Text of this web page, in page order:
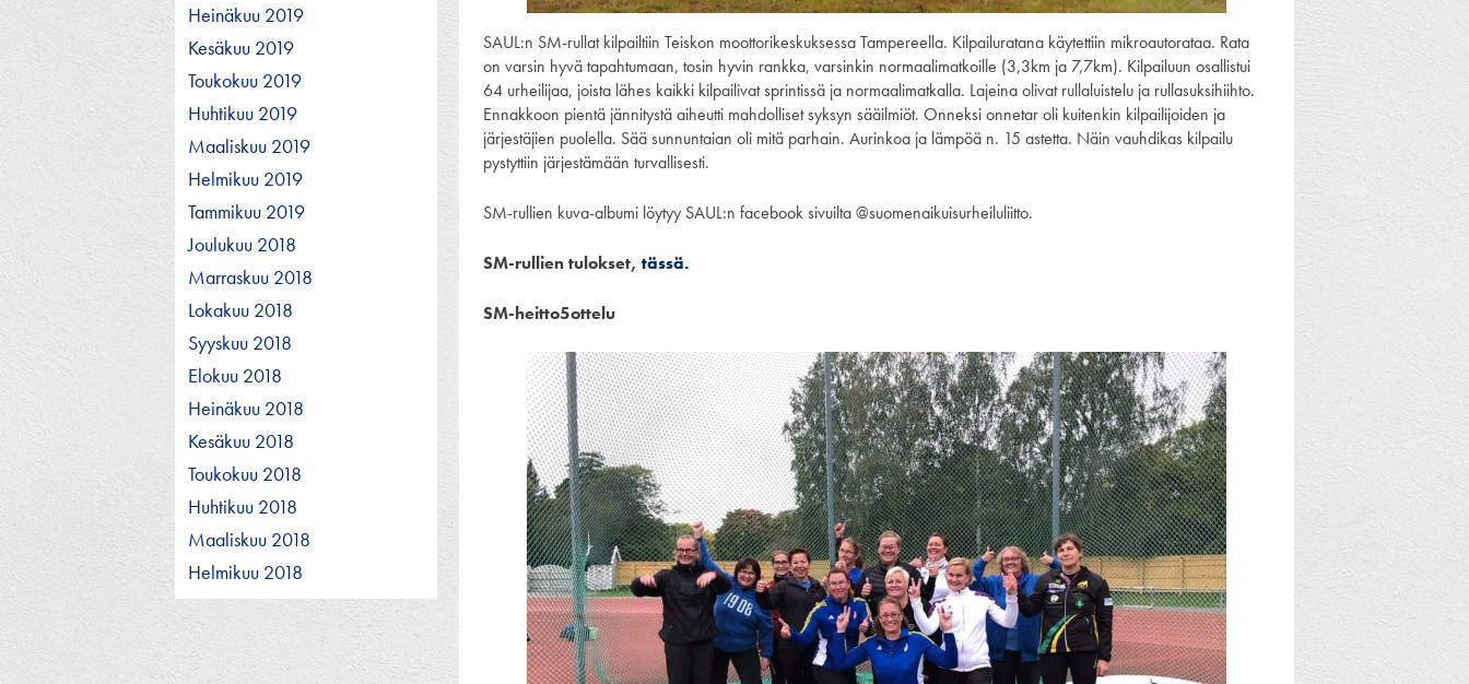
Heinäkuu 2019
Kesäkuu 2019
Toukokuu 2019
Huhtikuu 2019
Maaliskuu 2019
Helmikuu 2019
Tammikuu 2019
Joulukuu 2018
Marraskuu 2018
Lokakuu 2018
Syyskuu 2018
Elokuu 2018
Heinäkuu 2018
Kesäkuu 2018
Toukokuu 2018
Huhtikuu 2018
Maaliskuu 2018
Helmikuu 2018
SAUL:n SM-rullat kilpailtiin Teiskon moottorikeskuksessa Tampereella. Kilpailuratana käytettiin mikroautorataa. Rata
on varsin hyvä tapahtumaan, tosin hyvin rankka, varsinkin normaalimatkoille (3,3km ja 7,7km). Kilpailuun osallistui
64 urheilijaa, joista lähes kaikki kilpailivat sprintissä ja normaalimatkalla. Lajeina olivat rullaluistelu ja rullasuksihiihto.
Ennakkoon pientä jännitystä aiheutti mahdolliset syksyn sääilmiöt. Onneksi onnetar oli kuitenkin kilpailijoiden ja
järjestäjien puolella. Sää sunnuntaian oli mitä parhain. Aurinkoa ja lämpöä n. 15 astetta. Näin vauhdikas kilpailu
pystyttiin järjestämään turvallisesti.
SM-rullien kuva-albumi löytyy SAUL:n facebook sivuilta @suomenaikuisurheiluliitto.
SM-rullien tulokset, tässä.
SM-heitto5ottelu